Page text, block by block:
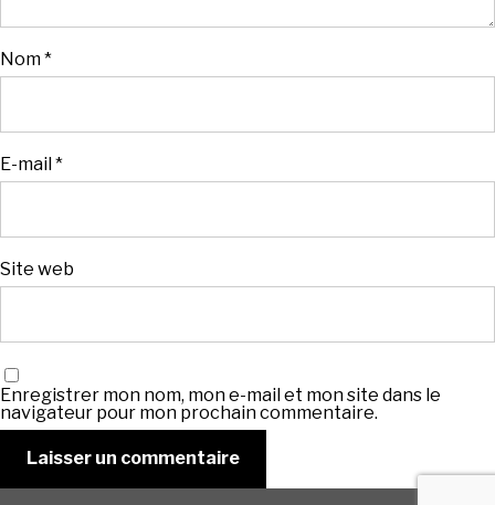
Nom*
E-mail*
Site web
Enregistrer mon nom, mon e-mail et mon site dans le
navigateur pour mon prochain commentaire.